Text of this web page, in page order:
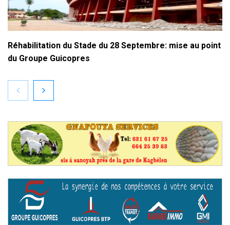
Réhabilitation du Stade du 28 Septembre: mise au point
du Groupe Guicopres